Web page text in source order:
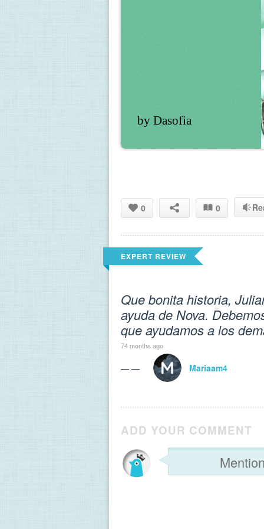
by Dasofia
0 0
EXPERT REVIEW
Que bonita historia,
ayuda de Nova.
que ayudamos a los
74 months ago
— — Mariaam4
ADD YOUR COMMENT